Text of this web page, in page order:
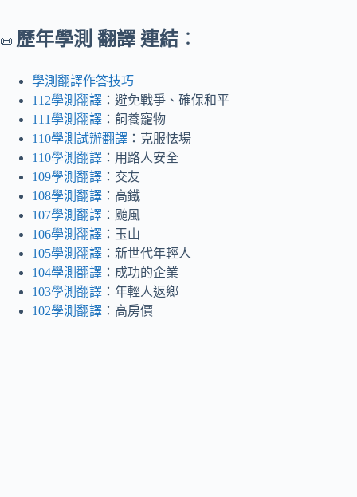
📜 歷年學測 翻譯 連結 ：
學測翻譯作答技巧
112學測翻譯 ：避免戰爭、確保和平
111學測翻譯 ：飼養寵物
110學測 試辦翻譯 ：克服怯場
110學測翻譯 ：用路人安全
109學測翻譯 ：交友
108學測翻譯 ：高鐵
107學測翻譯 ：颱風
106學測翻譯 ：玉山
105學測翻譯 ：新世代年輕人
104學測翻譯 ：成功的企業
103學測翻譯 ：年輕人返鄉
102學測翻譯 ：高房價